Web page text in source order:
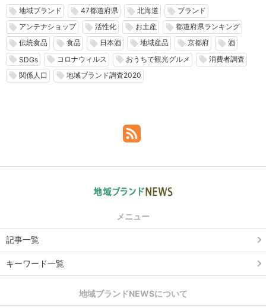
local_offer 地域ブランド local_offer 47都道府県 local_offer 北海道 local_offer ブランド
local_offer アンテナショップ local_offer 活性化 local_offer お土産 local_offer 都道府県ランキング
local_offer 伝統食品 local_offer 食品 local_offer 日本酒 local_offer 地域産品 local_offer 京都府 local_offer 酒
local_offer SDGs local_offer コロナウィルス local_offer おうちで観光グルメ local_offer 消費者調査
local_offer 関係人口 local_offer 地域ブランド調査2020
メニュー
記事一覧
キーワード一覧
地域ブランドNEWSについて